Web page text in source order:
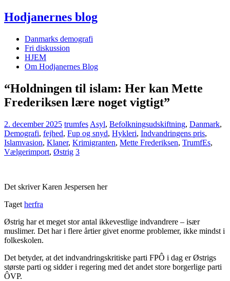
Hodjanernes blog
Danmarks demografi
Fri diskussion
HJEM
Om Hodjanernes Blog
“Holdningen til islam: Her kan Mette
Frederiksen lære noget vigtigt”
2. december 2025 trumfes Asyl, Befolkningsudskiftning, Danmark,
Demografi, fejhed, Fup og snyd, Hykleri, Indvandringens pris,
Islamvasion, Klaner, Krimigranten, Mette Frederiksen, TrumfEs,
Vælgerimport, Østrig 3
Det skriver Karen Jespersen her
Taget herfra
Østrig har et meget stor antal ikkevestlige indvandrere – især
muslimer. Det har i flere årtier givet enorme problemer, ikke mindst i
folkeskolen.
Det betyder, at det indvandringskritiske parti FPÔ i dag er Østrigs
største parti og sidder i regering med det andet store borgerlige parti
ÔVP.